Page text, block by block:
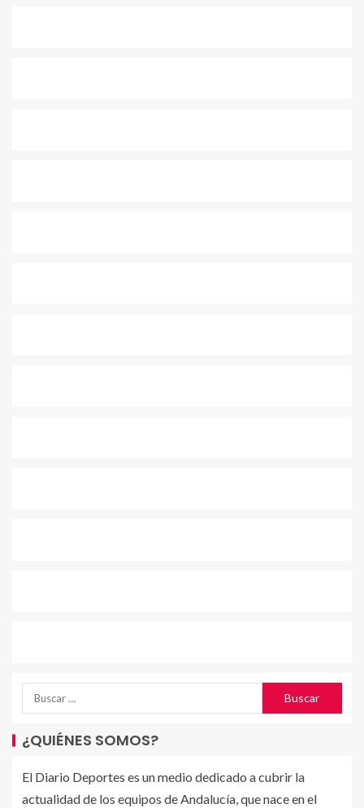
¿QUIÉNES SOMOS?
El Diario Deportes es un medio dedicado a cubrir la
actualidad de los equipos de Andalucía, que nace en el